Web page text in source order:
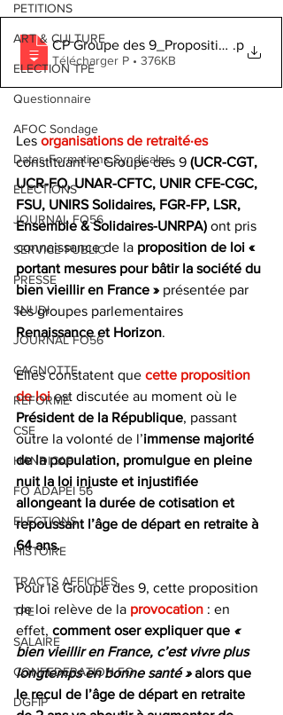
PETITIONS
ART & CULTURE
ELECTION TPE
Questionnaire
AFOC Sondage
Dates Formations Syndicales
ELECTIONS
JOURNAL FO56
SERVICE PUBLIC
PRESSE
SNUDI
JOURNAL FO56
CAGNOTTE
REFORME
CSE
HANDICAP
FO ADAPEI 56
ELECTIONS
HISTOIRE
TRACTS AFFICHES
TPE
SALAIRE
CONFEDERATION FO
DGFIP
CP Groupe des 9_Proposition de loi
.p
Télécharger P • 376KB
Les organisations de retraité·es
constituant le Groupe des 9 (UCR-CGT,
UCR-FO, UNAR-CFTC, UNIR CFE-CGC,
FSU, UNIRS Solidaires, FGR-FP, LSR,
Ensemble & Solidaires-UNRPA) ont pris
connaissance de la proposition de loi «
portant mesures pour bâtir la société du
bien vieillir en France » présentée par
les groupes parlementaires
Renaissance et Horizon.
Elles constatent que cette proposition
de loi est discutée au moment où le
Président de la République, passant
outre la volonté de l’immense majorité
de la population, promulgue en pleine
nuit la loi injuste et injustifiée
allongeant la durée de cotisation et
repoussant l’âge de départ en retraite à
64 ans.
Pour le Groupe des 9, cette proposition
de loi relève de la provocation : en
effet, comment oser expliquer que «
bien vieillir en France, c’est vivre plus
longtemps en bonne santé » alors que
le recul de l’âge de départ en retraite